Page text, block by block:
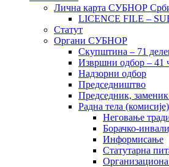
Лична карта СУБНОР
LICENCE FILE –
Статут
Органи СУБНОР
Скупштина – 71
Извршни одбор – 41
Надзорни одбор
Председништво
Председник,
Радна тела
Неговање
Борачко-
Информисање
Статутарна